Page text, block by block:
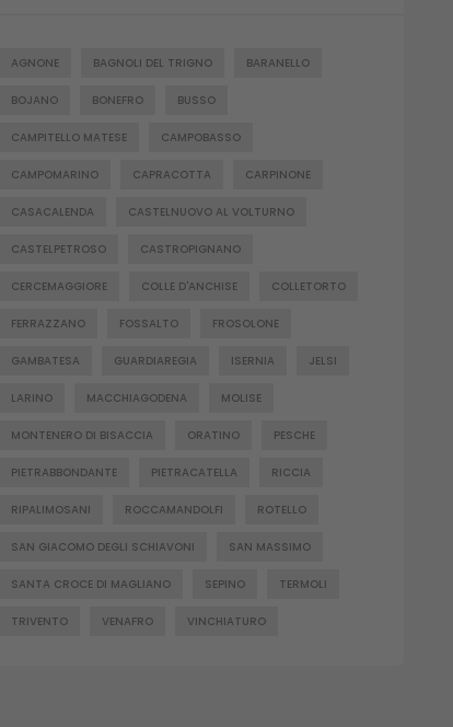
AGNONE BAGNOLI DEL TRIGNO BARANELLO
BOJANO BONEFRO BUSSO
CAMPITELLO MATESE CAMPOBASSO
CAMPOMARINO CAPRACOTTA CARPINONE
CASACALENDA CASTELNUOVO AL VOLTURNO
CASTELPETROSO CASTROPIGNANO
CERCEMAGGIORE COLLE D'ANCHISE COLLETORTO
FERRAZZANO FOSSALTO FROSOLONE
GAMBATESA GUARDIAREGIA ISERNIA JELSI
LARINO MACCHIAGODENA MOLISE
MONTENERO DI BISACCIA ORATINO PESCHE
PIETRABBONDANTE PIETRACATELLA RICCIA
RIPALIMOSANI ROCCAMANDOLFI ROTELLO
SAN GIACOMO DEGLI SCHIAVONI SAN MASSIMO
SANTA CROCE DI MAGLIANO SEPINO TERMOLI
TRIVENTO VENAFRO VINCHIATURO